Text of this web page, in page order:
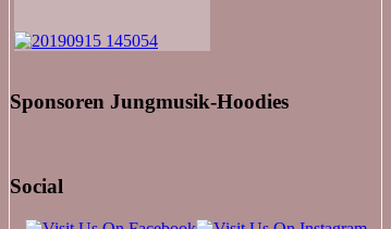
Sponsoren Jungmusik-Hoodies
Social